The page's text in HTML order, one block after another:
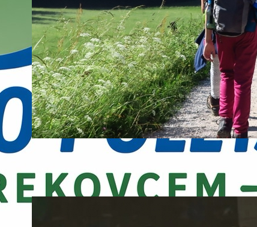
Studio ob 17.00 z Jezerskega:
05. August, 2026
PZS